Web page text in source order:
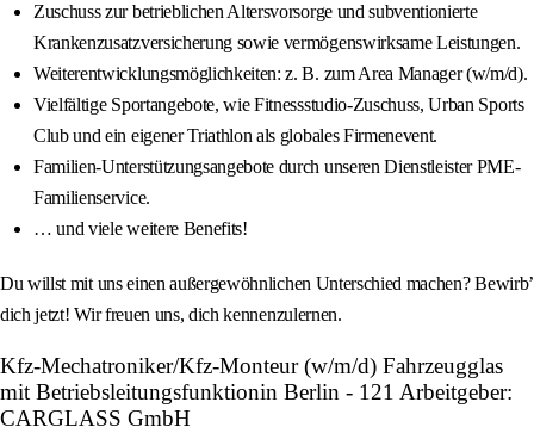
Zuschuss zur betrieblichen Altersvorsorge und subventionierte
Krankenzusatzversicherung sowie vermögenswirksame Leistungen.
Weiterentwicklungsmöglichkeiten: z. B. zum Area Manager (w/m/d).
Vielfältige Sportangebote, wie Fitnessstudio-Zuschuss, Urban Sports
Club und ein eigener Triathlon als globales Firmenevent.
Familien-Unterstützungsangebote durch unseren Dienstleister PME-
Familienservice.
… und viele weitere Benefits!
Du willst mit uns einen außergewöhnlichen Unterschied machen? Bewirb’
dich jetzt! Wir freuen uns, dich kennenzulernen.
Kfz-Mechatroniker/Kfz-Monteur (w/m/d) Fahrzeugglas
mit Betriebsleitungsfunktionin Berlin - 121 Arbeitgeber:
CARGLASS GmbH